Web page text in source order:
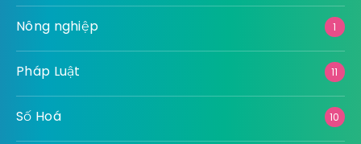
Nông nghiệp 1
Pháp Luật 11
Số Hoá 10